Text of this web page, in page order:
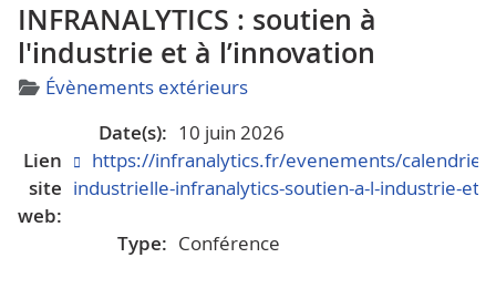
INFRANALYTICS : soutien à
l'industrie et à l’innovation
Détails
Évènements extérieurs
Date(s): 10 juin 2026
Lien
site
web:
https://infranalytics.fr/evenements/
industrielle-infranalytics-soutien-a-l-industrie-et-
Type: Conférence